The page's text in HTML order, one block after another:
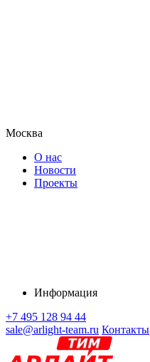
Москва
О нас
Новости
Проекты
Информация
+7 495 128 94 44
sale@arlight-team.ru Контакты